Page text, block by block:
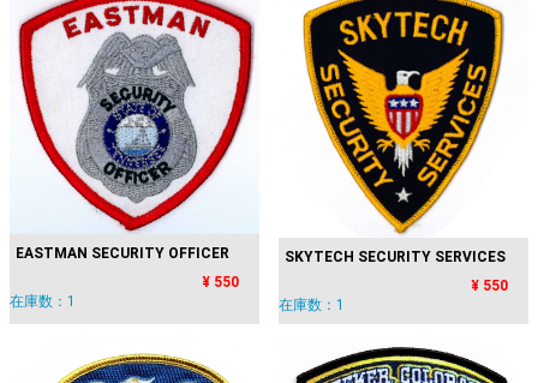
EASTMAN SECURITY OFFICER
¥ 550
在庫数：1
SKYTECH SECURITY SERVICES
¥ 550
在庫数：1